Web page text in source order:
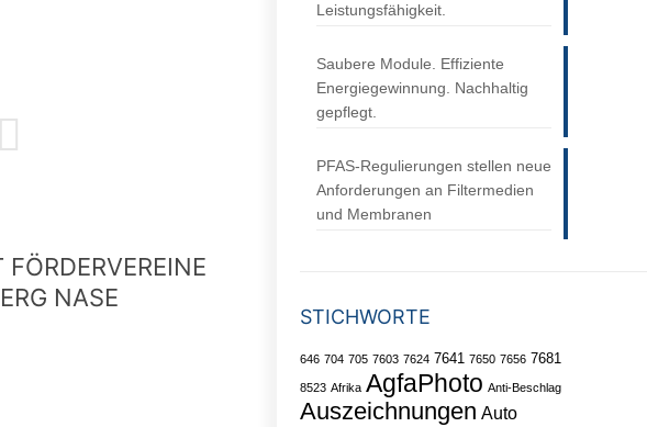
NASE
Leistungsfähigkeit.
Saubere Module. Effiziente
Energiegewinnung. Nachhaltig
gepflegt.
PFAS-Regulierungen stellen neue
Anforderungen an Filtermedien
und Membranen
STICHWORTE
646 704 705 7603 7624 7641 7650 7656 7681
8523 Afrika AgfaPhoto Anti-Beschlag
Auszeichnungen Auto